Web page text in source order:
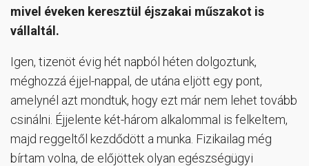
mivel éveken keresztül éjszakai műszakot is
vállaltál.
Igen, tizenöt évig hét napból héten dolgoztunk,
méghozzá éjjel-nappal, de utána eljött egy pont,
amelynél azt mondtuk, hogy ezt már nem lehet tovább
csinálni. Éjjelente két-három alkalommal is felkeltem,
majd reggeltől kezdődött a munka. Fizikailag még
bírtam volna, de előjöttek olyan egészségügyi